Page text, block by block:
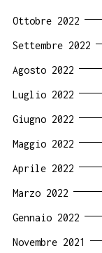
Ottobre 2022
Settembre 2022
Agosto 2022
Luglio 2022
Giugno 2022
Maggio 2022
Aprile 2022
Marzo 2022
Gennaio 2022
Novembre 2021